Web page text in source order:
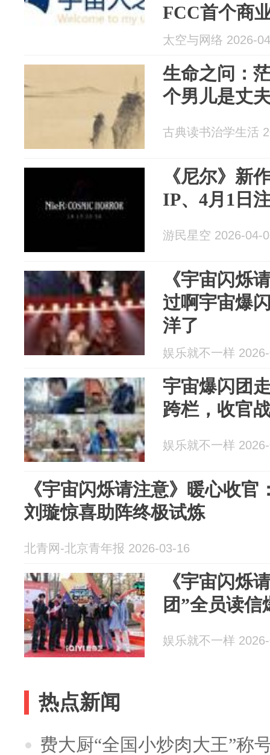
FCC首个商
许可；美太
调办公室
太空与网络 2026-
生命之问：
个男儿是丈
古典读书治学生活
《尼尔》新
IP、4月1日
游民星空 2026-04-
《宇宙闪烁
过啊宇宙爆
洋了
娱乐就不一样
宇宙爆闪团
跨栏，收官
娱乐就不一样
《宇宙闪烁请注意》暖心收
刘璇惊喜助阵终极试炼
北青网-北京青年报 2026-03-16
《宇宙闪烁
团”全员读
娱乐就不一样
热点新闻
费大厨“全国小炒肉大王”称